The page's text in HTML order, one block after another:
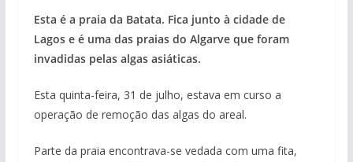
Esta é a praia da Batata. Fica junto à cidade de
Lagos e é uma das praias do Algarve que foram
invadidas pelas algas asiáticas.
Esta quinta-feira, 31 de julho, estava em curso a
operação de remoção das algas do areal.
Parte da praia encontrava-se vedada com uma fita,